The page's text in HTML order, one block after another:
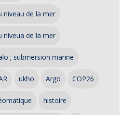
niveau de la mer
niveua de la mer
; submersion marine
ukho Argo COP26
histoire